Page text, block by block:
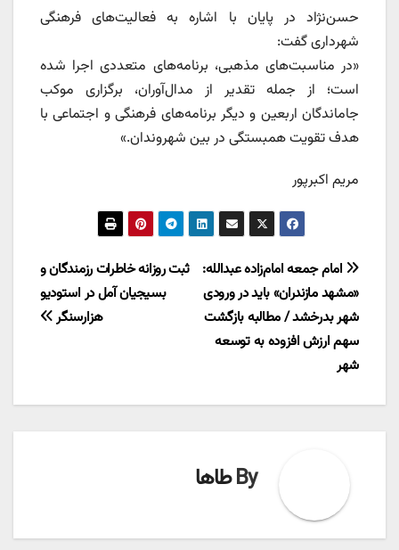
حسن‌نژاد در پایان با اشاره به فعالیت‌های فرهنگی
شهرداری گفت:
«در مناسبت‌های مذهبی، برنامه‌های متعددی اجرا شده
است؛ از جمله تقدیر از مدال‌آوران، برگزاری موکب
جاماندگان اربعین و دیگر برنامه‌های فرهنگی و اجتماعی با
هدف تقویت همبستگی در بین شهروندان.»
مریم اکبرپور
راهبری
نوشته
ثبت روزانه خاطرات رزمندگان و
بسیجیان آمل در استودیو
هزارسنگر
امام جمعه امام‌زاده عبدالله:
«مشهد مازندران» باید در ورودی
شهر بدرخشد / مطالبه بازگشت
سهم ارزش افزوده به توسعه
شهر
Byطاها